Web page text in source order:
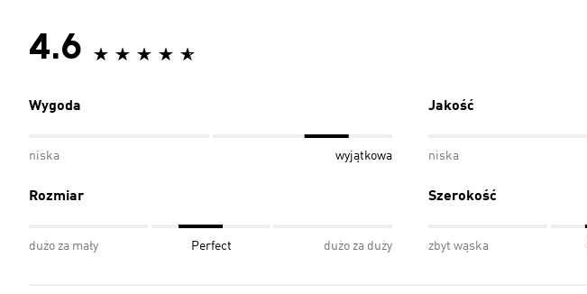
4.6
Wygoda
niska wyjątkowa
Jakość
niska
Rozmiar
dużo za mały Perfect dużo za duży
Szerokość
zbyt wąska